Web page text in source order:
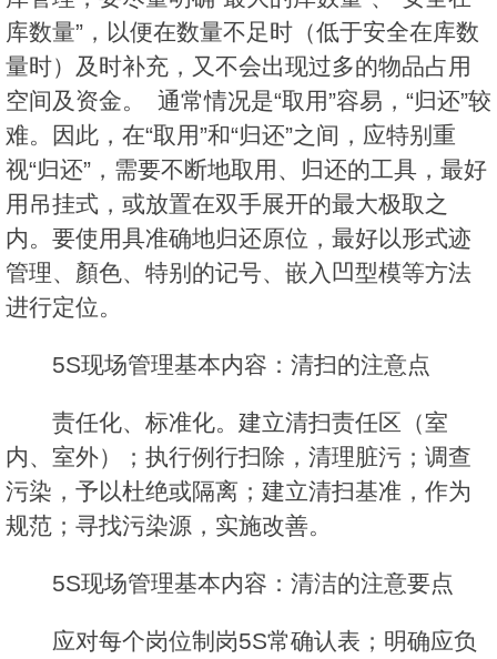
库数量”，以便在数量不足时（低于安全在库数
量时）及时补充，又不会出现过多的物品占用
空间及资金。 通常情况是“取用”容易，“归还”较
难。因此，在“取用”和“归还”之间，应特别重
视“归还”，需要不断地取用、归还的工具，最好
用吊挂式，或放置在双手展开的最大极取之
内。要使用具准确地归还原位，最好以形式迹
管理、顏色、特别的记号、嵌入凹型模等方法
进行定位。
5S现场管理基本内容：清扫的注意点
责任化、标准化。建立清扫责任区（室
内、室外）；执行例行扫除，清理脏污；调查
污染，予以杜绝或隔离；建立清扫基准，作为
规范；寻找污染源，实施改善。
5S现场管理基本内容：清洁的注意要点
应对每个岗位制岗5S常确认表；明确应负